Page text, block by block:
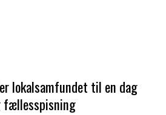
lokalsamfundet til en dag
fællesspisning